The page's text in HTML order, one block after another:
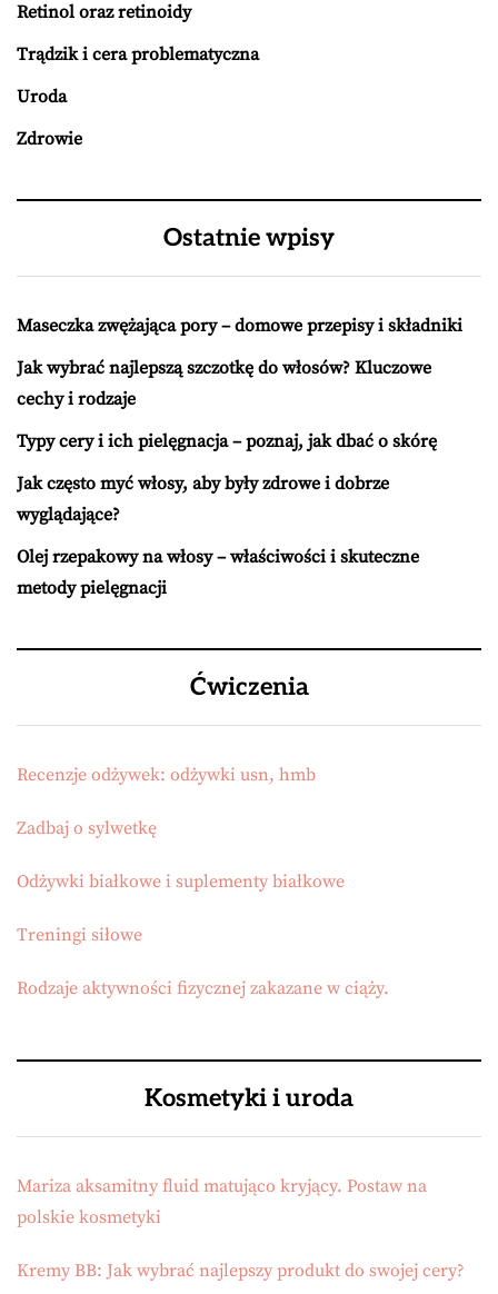
Retinol oraz retinoidy
Trądzik i cera problematyczna
Uroda
Zdrowie
Ostatnie wpisy
Maseczka zwężająca pory – domowe przepisy i składniki
Jak wybrać najlepszą szczotkę do włosów? Kluczowe
cechy i rodzaje
Typy cery i ich pielęgnacja – poznaj, jak dbać o skórę
Jak często myć włosy, aby były zdrowe i dobrze
wyglądające?
Olej rzepakowy na włosy – właściwości i skuteczne
metody pielęgnacji
Ćwiczenia
Recenzje odżywek: odżywki usn, hmb
Zadbaj o sylwetkę
Odżywki białkowe i suplementy białkowe
Treningi siłowe
Rodzaje aktywności fizycznej zakazane w ciąży.
Kosmetyki i uroda
Mariza aksamitny fluid matująco kryjący. Postaw na
polskie kosmetyki
Kremy BB: Jak wybrać najlepszy produkt do swojej cery?